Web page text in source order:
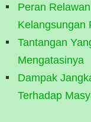
Peran
Kelangsungan
Tantangan
Mengatasinya
Dampak
Terhadap